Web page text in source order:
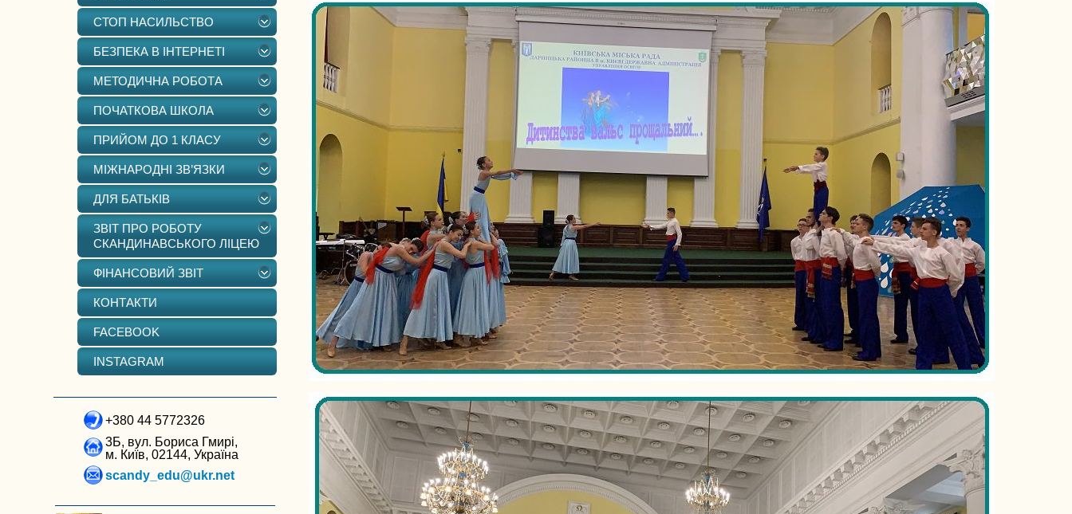
СТОП НАСИЛЬСТВО
БЕЗПЕКА В ІНТЕРНЕТІ
МЕТОДИЧНА РОБОТА
ПОЧАТКОВА ШКОЛА
ПРИЙОМ ДО 1 КЛАСУ
МІЖНАРОДНІ ЗВ’ЯЗКИ
ДЛЯ БАТЬКІВ
ЗВІТ ПРО РОБОТУ
СКАНДИНАВСЬКОГО ЛІЦЕЮ
ФІНАНСОВИЙ ЗВІТ
КОНТАКТИ
FACEBOOK
INSTAGRAM
+380 44 5772326
3Б, вул. Бориса Гмирі,
м. Київ, 02144, Україна
scandy_edu@ukr.net